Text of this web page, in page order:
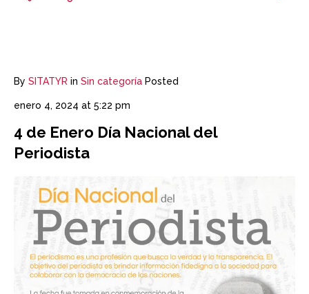
By SITATYR in Sin categoría Posted
enero 4, 2024 at 5:22 pm
4 de Enero Día Nacional del
Periodista